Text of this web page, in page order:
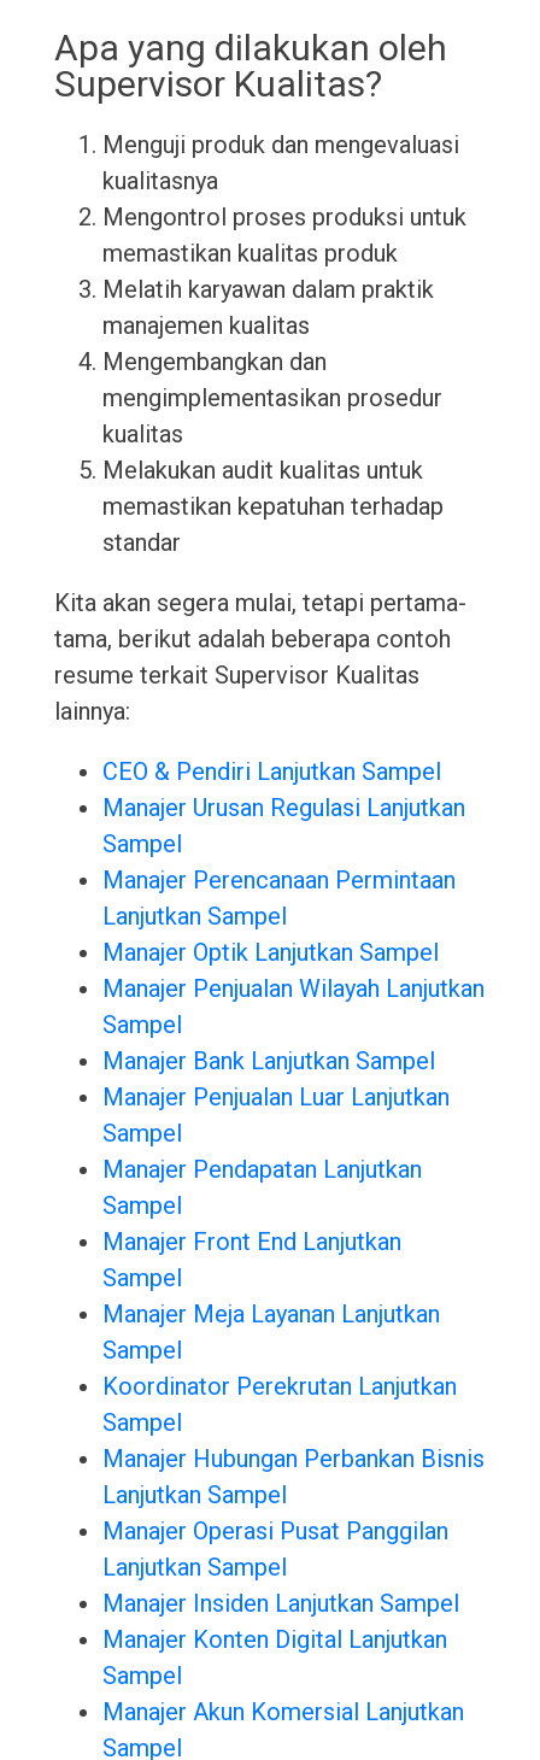
Apa yang dilakukan oleh
Supervisor Kualitas?
Menguji produk dan mengevaluasi
kualitasnya
Mengontrol proses produksi untuk
memastikan kualitas produk
Melatih karyawan dalam praktik
manajemen kualitas
Mengembangkan dan
mengimplementasikan prosedur
kualitas
Melakukan audit kualitas untuk
memastikan kepatuhan terhadap
standar
Kita akan segera mulai, tetapi pertama-
tama, berikut adalah beberapa contoh
resume terkait Supervisor Kualitas
lainnya:
CEO & Pendiri Lanjutkan Sampel
Manajer Urusan Regulasi Lanjutkan
Sampel
Manajer Perencanaan Permintaan
Lanjutkan Sampel
Manajer Optik Lanjutkan Sampel
Manajer Penjualan Wilayah Lanjutkan
Sampel
Manajer Bank Lanjutkan Sampel
Manajer Penjualan Luar Lanjutkan
Sampel
Manajer Pendapatan Lanjutkan
Sampel
Manajer Front End Lanjutkan
Sampel
Manajer Meja Layanan Lanjutkan
Sampel
Koordinator Perekrutan Lanjutkan
Sampel
Manajer Hubungan Perbankan Bisnis
Lanjutkan Sampel
Manajer Operasi Pusat Panggilan
Lanjutkan Sampel
Manajer Insiden Lanjutkan Sampel
Manajer Konten Digital Lanjutkan
Sampel
Manajer Akun Komersial Lanjutkan
Sampel